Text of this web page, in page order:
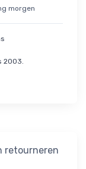
morgen
2003.
retourneren